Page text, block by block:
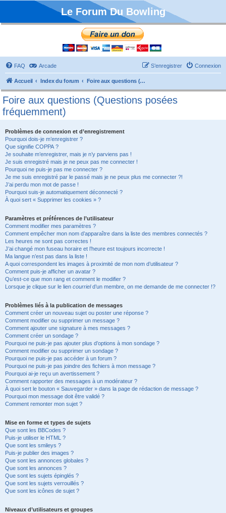
Le Forum Du Bowling
FAQ Arcade Connexion
S’enregistrer
Accueil Index du forum Foire aux questions (Questions posées fréquemment)
Foire aux questions (Questions posées
fréquemment)
Problèmes de connexion et d’enregistrement
Pourquoi dois-je m’enregistrer ?
Que signifie COPPA ?
Je souhaite m’enregistrer, mais je n’y parviens pas !
Je suis enregistré mais je ne peux pas me connecter !
Pourquoi ne puis-je pas me connecter ?
Je me suis enregistré par le passé mais je ne peux plus me connecter ?!
J’ai perdu mon mot de passe !
Pourquoi suis-je automatiquement déconnecté ?
À quoi sert « Supprimer les cookies » ?
Paramètres et préférences de l’utilisateur
Comment modifier mes paramètres ?
Comment empêcher mon nom d’apparaître dans la liste des membres connectés ?
Les heures ne sont pas correctes !
J’ai changé mon fuseau horaire et l’heure est toujours incorrecte !
Ma langue n’est pas dans la liste !
A quoi correspondent les images à proximité de mon nom d’utilisateur ?
Comment puis-je afficher un avatar ?
Qu’est-ce que mon rang et comment le modifier ?
Lorsque je clique sur le lien courrield’un membre, on me demande de me connecter !?
Problèmes liés à la publication de messages
Comment créer un nouveau sujet ou poster une réponse ?
Comment modifier ou supprimer un message ?
Comment ajouter une signature à mes messages ?
Comment créer un sondage ?
Pourquoi ne puis-je pas ajouter plus d’options à mon sondage ?
Comment modifier ou supprimer un sondage ?
Pourquoi ne puis-je pas accéder à un forum ?
Pourquoi ne puis-je pas joindre des fichiers à mon message ?
Pourquoi ai-je reçu un avertissement ?
Comment rapporter des messages à un modérateur ?
À quoi sert le bouton « Sauvegarder » dans la page de rédaction de message ?
Pourquoi mon message doit être validé ?
Comment remonter mon sujet ?
Mise en forme et types de sujets
Que sont les BBCodes ?
Puis-je utiliser le HTML ?
Que sont les smileys ?
Puis-je publier des images ?
Que sont les annonces globales ?
Que sont les annonces ?
Que sont les sujets épinglés ?
Que sont les sujets verrouillés ?
Que sont les icônes de sujet ?
Niveaux d’utilisateurs et groupes